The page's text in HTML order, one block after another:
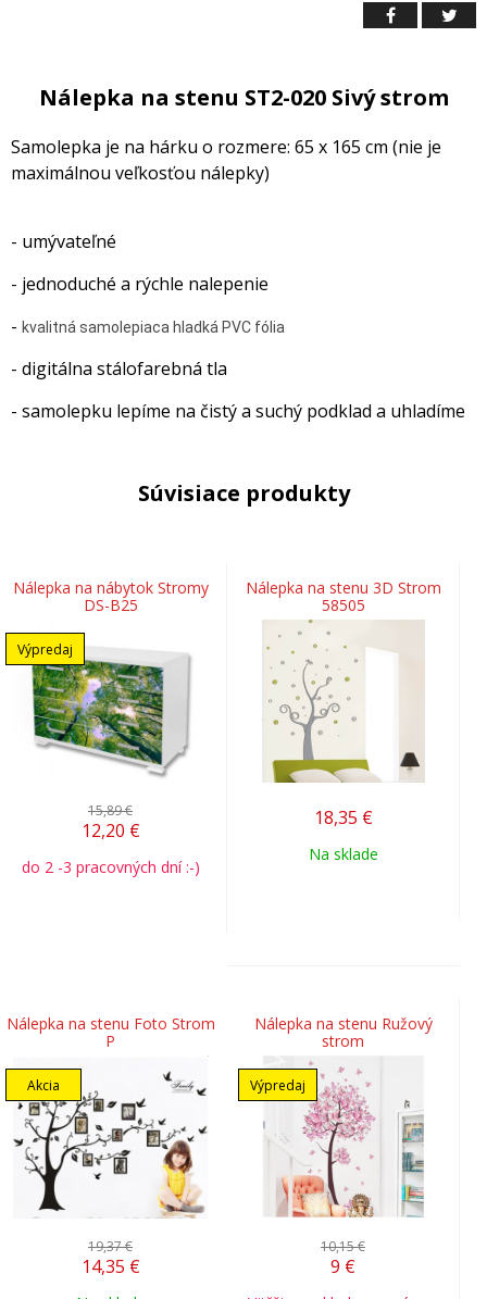
Nálepka na stenu ST2-020 Sivý strom
Samolepka je na hárku o rozmere: 65 x 165 cm (nie je
maximálnou veľkosťou nálepky)
- umývateľné
- jednoduché a rýchle nalepenie
- kvalitná samolepiaca hladká PVC fólia
- digitálna stálofarebná tla
- samolepku lepíme na čistý a suchý podklad a uhladíme
Súvisiace produkty
Nálepka na nábytok Stromy
DS-B25
Výpredaj
15,89 €
12,20 €
do 2 -3 pracovných dní :-)
Nálepka na stenu 3D Strom
58505
18,35 €
Na sklade
Nálepka na stenu Foto Strom
P
Akcia
19,37 €
14,35 €
Nálepka na stenu Ružový
strom
Výpredaj
10,15 €
9 €